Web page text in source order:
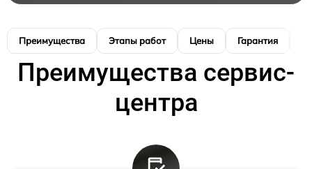
Преимущества Этапы работ Цены Гарантия
Преимущества сервис-
центра